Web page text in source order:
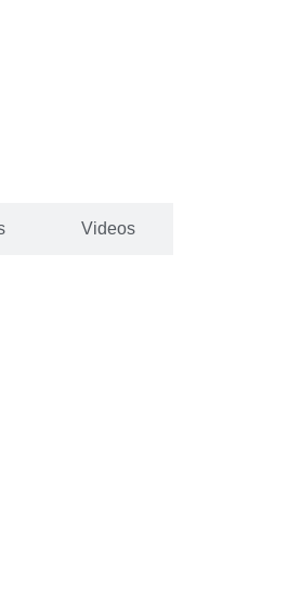
Videos